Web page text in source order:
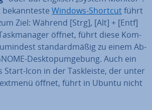
Windows-Shortcutführt
Ziel: Während [Strg], [Alt] + [Entf]
öffnet, führt diese Kom­
stan­dard­mä­ßig zu einem Ab­
Desk­top­um­ge­bung. Auch ein
Start-Icon in der Task­leis­te, der unter
öffnet, führt in Ubuntu nicht